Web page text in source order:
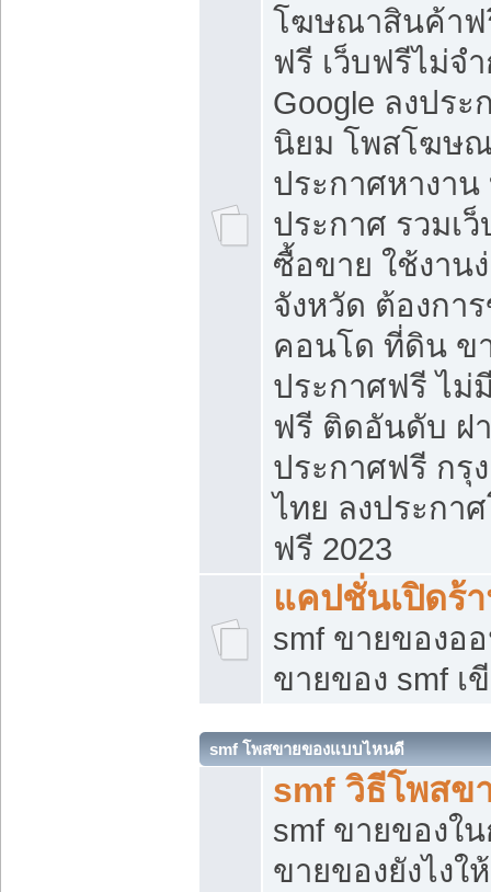
โฆษณาสินค้าฟ
ฟรี เว็บฟรีไม่จ
Google ลงปร
นิยม โพสโฆษ
ประกาศหางาน
ประกาศ รวมเ
ซื้อขาย ใช้งาน
จังหวัด ต้องกา
คอนโด ที่ดิน ข
ประกาศฟรี ไม่
ฟรี ติดอันดับ ฝ
ประกาศฟรี กรุ
ไทย ลงประกา
ฟรี 2023
แคปชั่นเปิดร้
smf ขายของอ
ขายของ smf เ
smf โพสขายของแบบไหนดี
smf วิธีโพสข
smf ขายของใ
ขายของยังไง